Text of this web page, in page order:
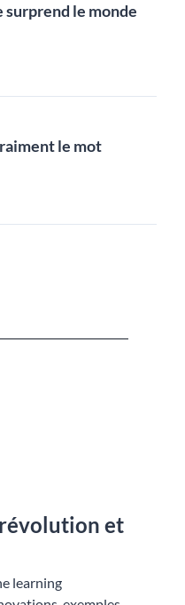
surprend le monde
le mot
et
learning